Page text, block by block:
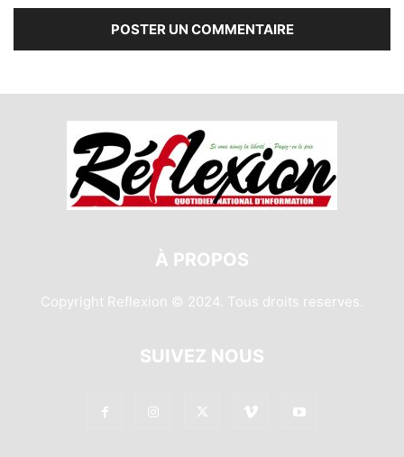
À PROPOS
Copyright Reflexion © 2024. Tous droits reserves.
SUIVEZ NOUS